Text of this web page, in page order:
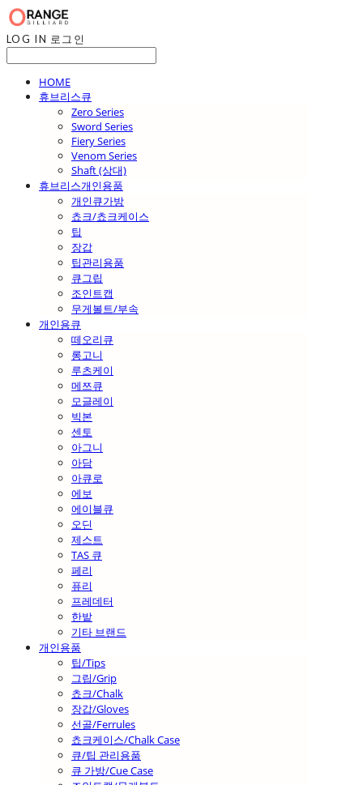
LOG IN 로그인
HOME
휴브리스큐
Zero Series
Sword Series
Fiery Series
Venom Series
Shaft (상대)
휴브리스개인용품
개인큐가방
쵸크/쵸크케이스
팁
장갑
팁관리용품
큐그립
조인트캡
무게볼트/부속
개인용큐
떼오리큐
롱고니
루츠케이
메쯔큐
모글레이
빅본
센토
아그니
아담
아큐로
에보
에이블큐
오딘
제스트
TAS 큐
페리
퓨리
프레데터
한밭
기타 브랜드
개인용품
팁/Tips
그립/Grip
쵸크/Chalk
장갑/Gloves
선골/Ferrules
쵸크케이스/Chalk Case
큐/팁 관리용품
큐 가방/Cue Case